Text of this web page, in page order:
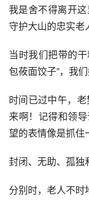
我是舍不得离开
守护大山的忠实老
当时我们把带的
包莜面饺子”，我们
时间已过中午，
来啊！记得和领
望的表情像是抓住
封闭、无助、孤独
分别时，老人不